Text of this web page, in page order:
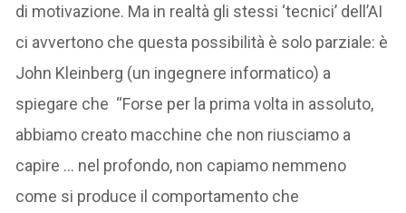
di motivazione. Ma in realtà gli stessi ‘tecnici’ dell’AI
ci avvertono che questa possibilità è solo parziale: è
John Kleinberg (un ingegnere informatico) a
spiegare che “Forse per la prima volta in assoluto,
abbiamo creato macchine che non riusciamo a
capire … nel profondo, non capiamo nemmeno
come si produce il comportamento che